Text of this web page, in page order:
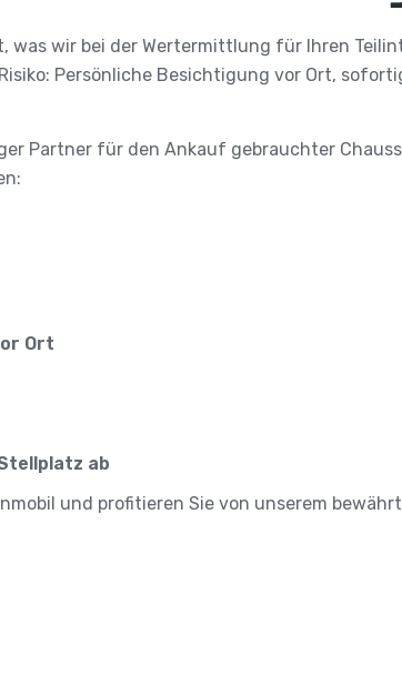
wir bei der Wertermittlung für Ihren
Persönliche Besichtigung vor Ort,
Partner für den Ankauf gebrauchter
Ort
ab
und profitieren Sie von unserem